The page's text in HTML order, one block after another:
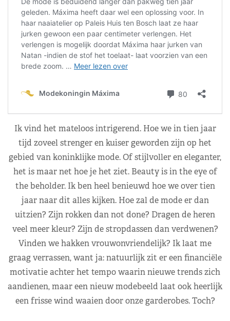
Ik vind het mateloos intrigerend. Hoe we in tien jaar
tijd zoveel strenger en kuiser geworden zijn op het
gebied van koninklijke mode. Of stijlvoller en eleganter,
het is maar net hoe je het ziet. Beauty is in the eye of
the beholder. Ik ben heel benieuwd hoe we over tien
jaar naar dit alles kijken. Hoe zal de mode er dan
uitzien? Zijn rokken dan not done? Dragen de heren
veel meer kleur? Zijn de stropdassen dan verdwenen?
Vinden we hakken vrouwonvriendelijk? Ik laat me
graag verrassen, want ja: natuurlijk zit er een financiële
motivatie achter het tempo waarin nieuwe trends zich
aandienen, maar een nieuw modebeeld laat ook heerlijk
een frisse wind waaien door onze garderobes. Toch?